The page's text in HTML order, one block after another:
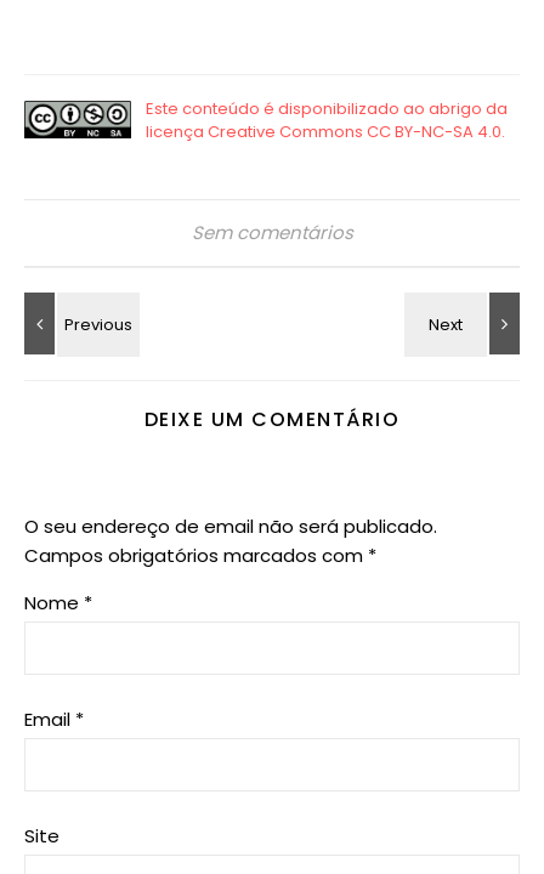
Sem comentários
DEIXE UM COMENTÁRIO
O seu endereço de email não será publicado.
Campos obrigatórios marcados com *
Nome *
Email *
Site